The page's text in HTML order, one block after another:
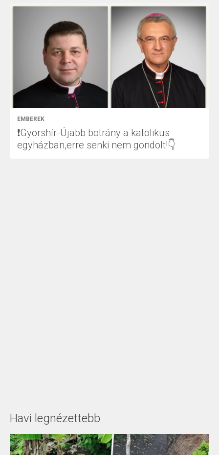
EMBEREK
❗Gyorshír-Újabb botrány a katolikus
egyházban,erre senki nem gondolt!👇
Havi legnézettebb